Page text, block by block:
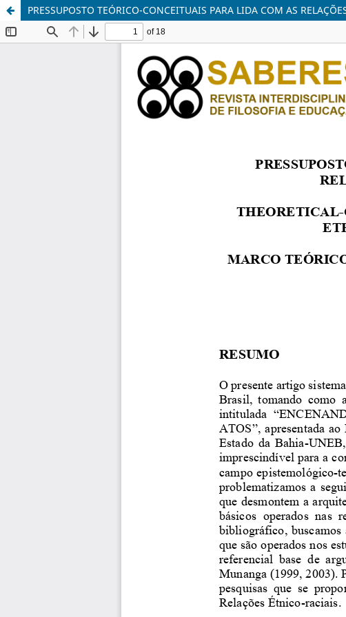
PRESSUPOSTO TEÓRICO-CONCEITUAIS PARA LIDA COM AS